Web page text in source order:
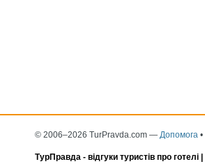
© 2006–2026 TurPravda.com — Допомога •
ТурПравда - відгуки туристів про готелі